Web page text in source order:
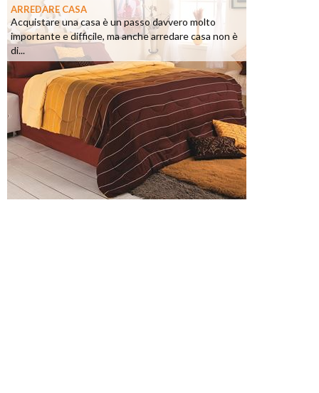
ARREDARE CASA
Acquistare una casa è un passo davvero molto
importante e difficile, ma anche arredare casa non è
di...